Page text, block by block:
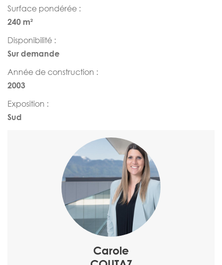
Surface pondérée :
240 m²
Disponibilité :
Sur demande
Année de construction :
2003
Exposition :
Sud
Carole